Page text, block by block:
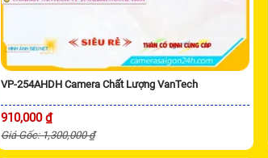
VP-254AHDH Camera Chất Lượng VanTech
910,000 ₫
Giá Gốc: 1,300,000 ₫